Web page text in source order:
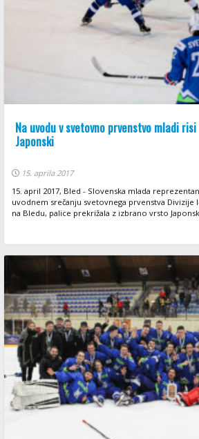
Na uvodu v svetovno prvenstvo mladi
Japonski
15. aprila 2017
15. april 2017, Bled - Slovenska mlada
uvodnem srečanju svetovnega prvenstva Divizije
na Bledu, palice prekrižala z izbrano vrsto